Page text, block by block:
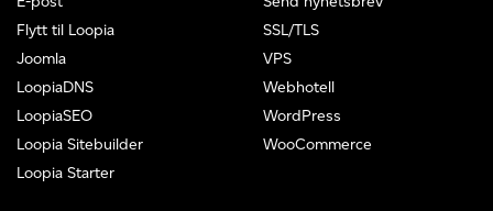
Flytt til Loopia
Joomla
LoopiaDNS
LoopiaSEO
Loopia Sitebuilder
Loopia Starter
SSL/TLS
VPS
Webhotell
WordPress
WooCommerce